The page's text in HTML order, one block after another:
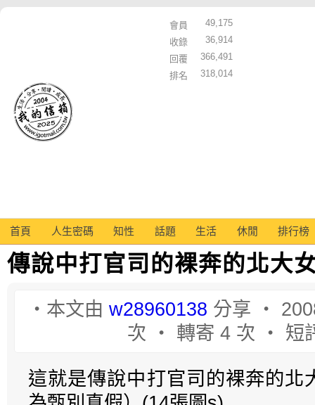
會員
49,175
收錄
36,914
回覆
366,491
排名
318,014
首頁 人生密碼 知性 話題 生活 休閒 排行榜
傳說中打官司的裸奔的北大
‧本文由 w28960138 分享 ‧
次 ‧ 轉寄 4 次 ‧ 短
這就是傳說中打官司的裸奔的北